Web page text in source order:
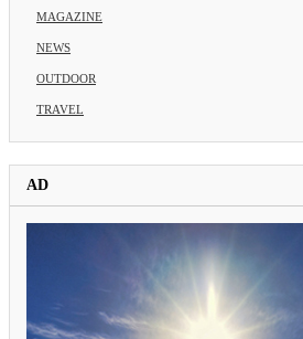
MAGAZINE
NEWS
OUTDOOR
TRAVEL
AD